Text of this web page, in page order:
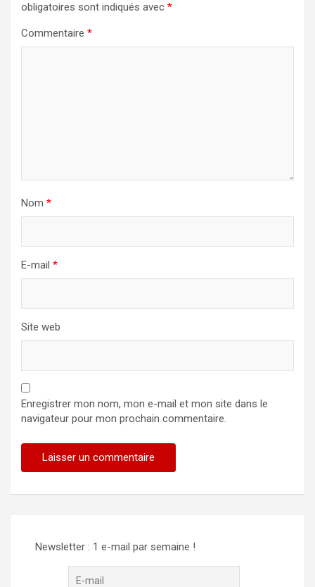
obligatoires sont indiqués avec *
Commentaire *
Nom *
E-mail *
Site web
Enregistrer mon nom, mon e-mail et mon site dans le
navigateur pour mon prochain commentaire.
Newsletter : 1 e-mail par semaine !